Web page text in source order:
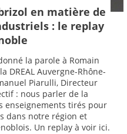
en matière de
: le replay
la parole à Romain
DREAL Auvergne-Rhône-
Piarulli, Directeur
: nous parler de la
enseignements tirés pour
dans notre région et
Un replay à voir ici.